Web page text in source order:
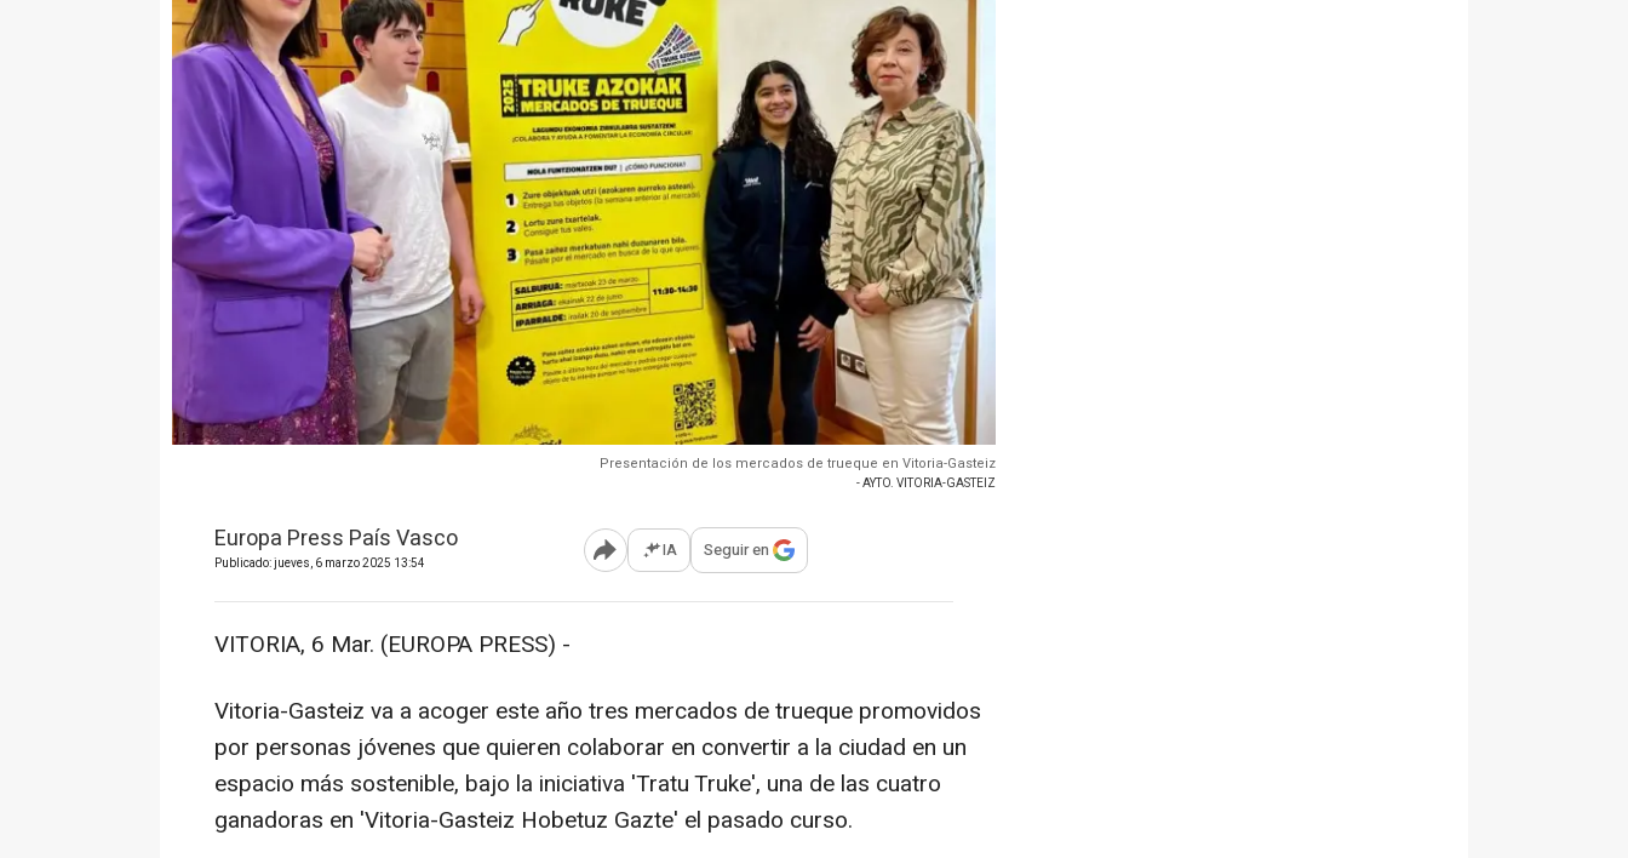
Presentación de los mercados de trueque en Vitoria-Gasteiz
- AYTO. VITORIA-GASTEIZ
Europa Press País Vasco
Publicado: jueves, 6 marzo 2025 13:54 Abrir opciones para compartir
IA Seguir en
VITORIA, 6 Mar. (EUROPA PRESS) -
Vitoria-Gasteiz va a acoger este año tres mercados de trueque promovidos
por personas jóvenes que quieren colaborar en convertir a la ciudad en un
espacio más sostenible, bajo la iniciativa 'Tratu Truke', una de las cuatro
ganadoras en 'Vitoria-Gasteiz Hobetuz Gazte' el pasado curso.